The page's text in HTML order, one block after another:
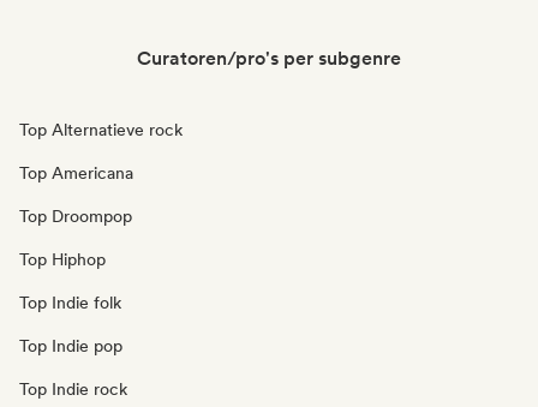
Curatoren/pro's per subgenre
Top Alternatieve rock
Top Americana
Top Droompop
Top Hiphop
Top Indie folk
Top Indie pop
Top Indie rock